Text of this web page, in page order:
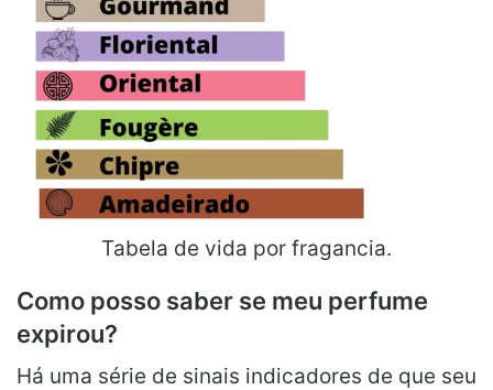
Tabela de vida por fragancia.
Como posso saber se meu perfume
expirou?
Há uma série de sinais indicadores de que seu